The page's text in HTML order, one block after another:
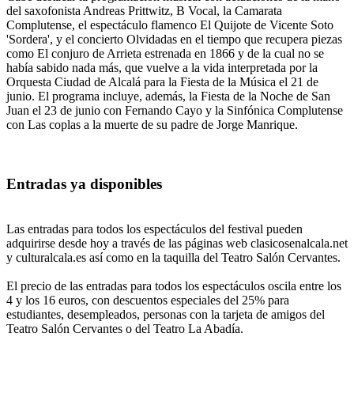
del saxofonista Andreas Prittwitz, B Vocal, la Camarata
Complutense, el espectáculo flamenco El Quijote de Vicente Soto
'Sordera', y el concierto Olvidadas en el tiempo que recupera piezas
como El conjuro de Arrieta estrenada en 1866 y de la cual no se
había sabido nada más, que vuelve a la vida interpretada por la
Orquesta Ciudad de Alcalá para la Fiesta de la Música el 21 de
junio. El programa incluye, además, la Fiesta de la Noche de San
Juan el 23 de junio con Fernando Cayo y la Sinfónica Complutense
con Las coplas a la muerte de su padre de Jorge Manrique.
Entradas ya disponibles
Las entradas para todos los espectáculos del festival pueden
adquirirse desde hoy a través de las páginas web clasicosenalcala.net
y culturalcala.es así como en la taquilla del Teatro Salón Cervantes.
El precio de las entradas para todos los espectáculos oscila entre los
4 y los 16 euros, con descuentos especiales del 25% para
estudiantes, desempleados, personas con la tarjeta de amigos del
Teatro Salón Cervantes o del Teatro La Abadía.